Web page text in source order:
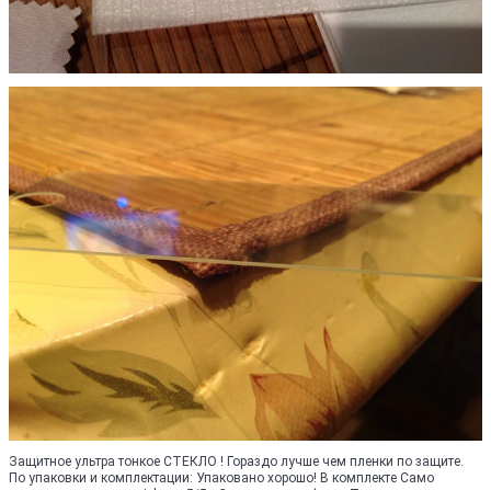
Защитное ультра тонкое СТЕКЛО ! Гораздо лучше чем пленки по защите.
По упаковки и комплектации: Упаковано хорошо! В комплекте Само